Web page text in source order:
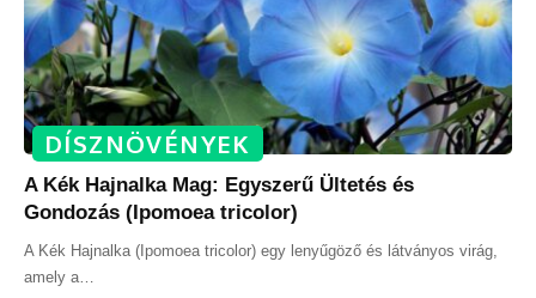
DÍSZNÖVÉNYEK
A Kék Hajnalka Mag: Egyszerű Ültetés és
Gondozás (Ipomoea tricolor)
A Kék Hajnalka (Ipomoea tricolor) egy lenyűgöző és látványos virág,
amely a